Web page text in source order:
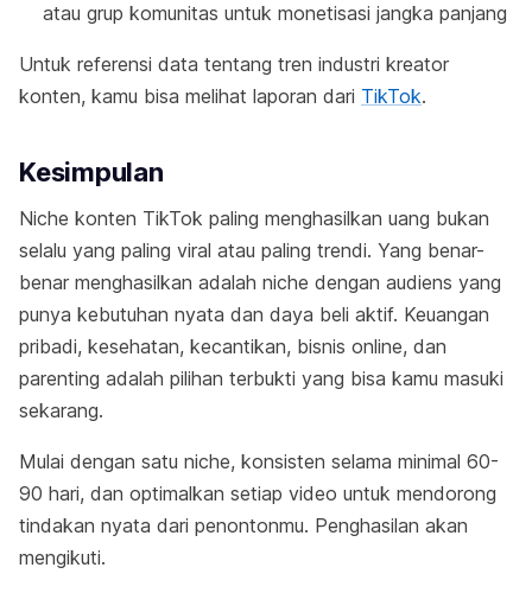
atau grup komunitas untuk monetisasi jangka panjang
Untuk referensi data tentang tren industri kreator
konten, kamu bisa melihat laporan dari TikTok.
Kesimpulan
Niche konten TikTok paling menghasilkan uang bukan
selalu yang paling viral atau paling trendi. Yang benar-
benar menghasilkan adalah niche dengan audiens yang
punya kebutuhan nyata dan daya beli aktif. Keuangan
pribadi, kesehatan, kecantikan, bisnis online, dan
parenting adalah pilihan terbukti yang bisa kamu masuki
sekarang.
Mulai dengan satu niche, konsisten selama minimal 60-
90 hari, dan optimalkan setiap video untuk mendorong
tindakan nyata dari penontonmu. Penghasilan akan
mengikuti.